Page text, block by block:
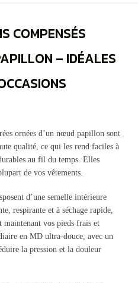
COMPENSÉS
– IDÉALES
ornées d’un nœud papillon sont
qualité, ce qui les rend faciles à
au fil du temps. Elles
de vos vêtements.
d’une semelle intérieure
respirante et à séchage rapide,
maintenant vos pieds frais et
en MD ultra-douce, avec un
la pression et la douleur